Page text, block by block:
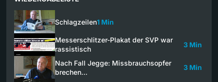
Schlagzeilen1 Min
Messerschlitzer-Plakat der SVP war
rassistisch
3 Min
Nach Fall Jegge: Missbrauchsopfer
brechen…
3 Min